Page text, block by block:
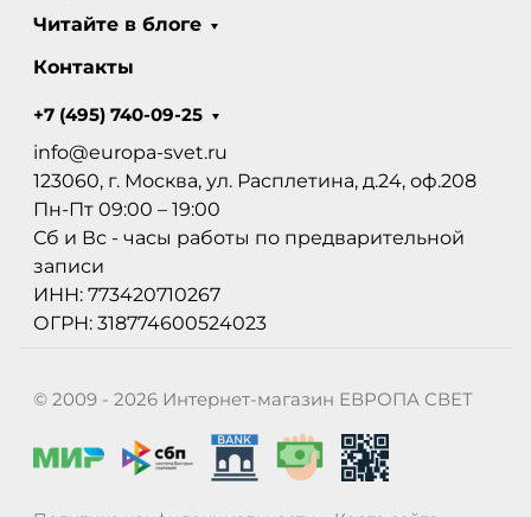
Читайте в блоге
Контакты
+7 (495) 740-09-25
info@europa-svet.ru
123060, г. Москва, ул. Расплетина, д.24, оф.208
Пн-Пт 09:00 – 19:00
Сб и Вс - часы работы по предварительной
записи
ИНН: 773420710267
ОГРН: 318774600524023
© 2009 - 2026 Интернет-магазин ЕВРОПА СВЕТ